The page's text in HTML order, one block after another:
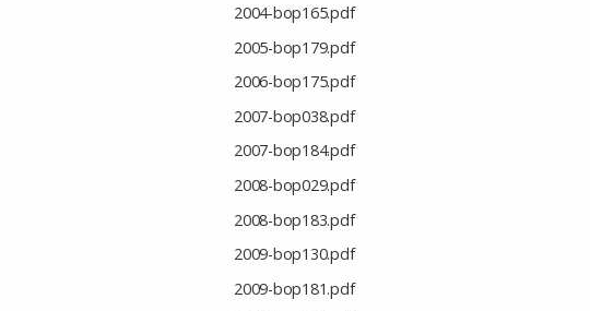
2004-bop165.pdf
2005-bop179.pdf
2006-bop175.pdf
2007-bop038.pdf
2007-bop184.pdf
2008-bop029.pdf
2008-bop183.pdf
2009-bop130.pdf
2009-bop181.pdf